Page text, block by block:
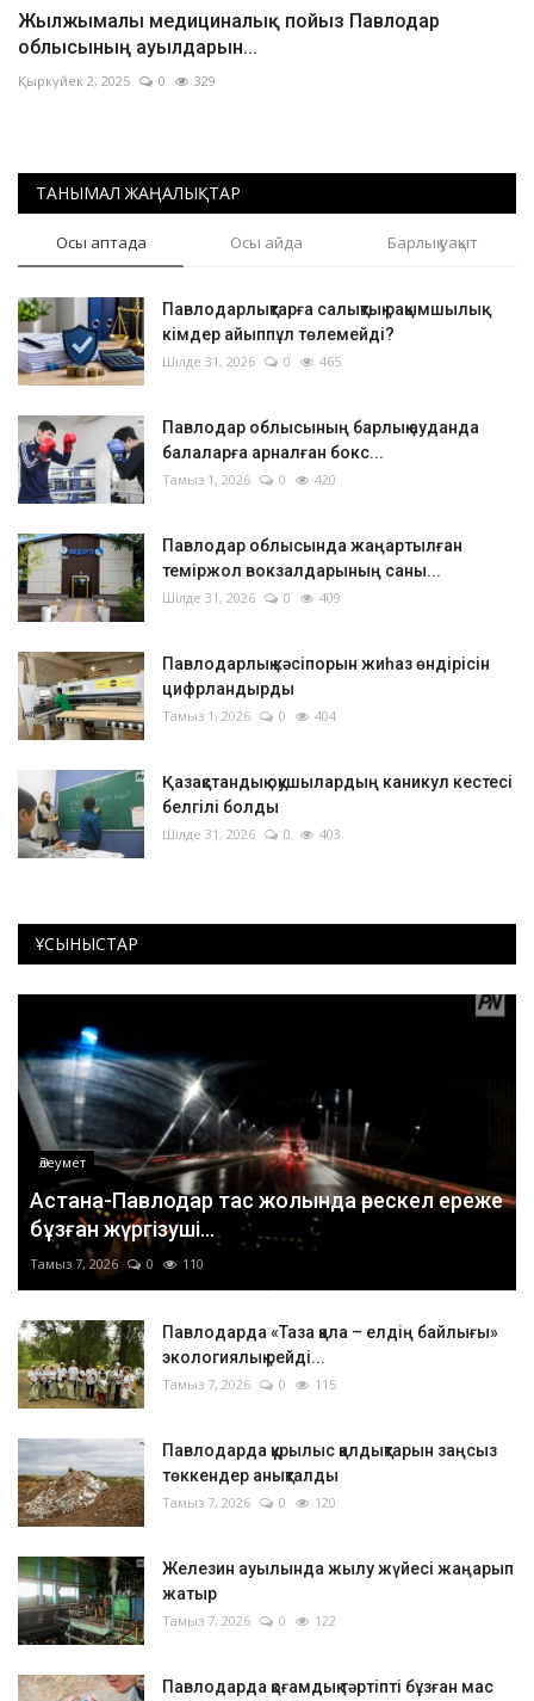
Жылжымалы медициналық пойыз Павлодар
облысының ауылдарын...
Қыркүйек 2, 2025 0 329
ТАНЫМАЛ ЖАҢАЛЫҚТАР
Осы аптада Осы айда Барлық уақыт
Павлодарлықтарға салықтық рақымшылық:
кімдер айыппұл төлемейді?
Шілде 31, 2026 0 465
Павлодар облысының барлық ауданда
балаларға арналған бокс...
Тамыз 1, 2026 0 420
Павлодар облысында жаңартылған
теміржол вокзалдарының саны...
Шілде 31, 2026 0 409
Павлодарлық кәсіпорын жиһаз өндірісін
цифрландырды
Тамыз 1, 2026 0 404
Қазақстандық оқушылардың каникул кестесі
белгілі болды
Шілде 31, 2026 0 403
ҰСЫНЫСТАР
Әлеумет
Астана-Павлодар тас жолында өрескел ереже
бұзған жүргізуші...
Тамыз 7, 2026 0 110
Павлодарда «Таза қала – елдің байлығы»
экологиялық рейді...
Тамыз 7, 2026 0 115
Павлодарда құрылыс қалдықтарын заңсыз
төккендер анықталды
Тамыз 7, 2026 0 120
Железин ауылында жылу жүйесі жаңарып
жатыр
Тамыз 7, 2026 0 122
Павлодарда қоғамдық тәртіпті бұзған мас